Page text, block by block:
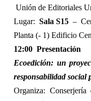
Unión de Editoriales
Lugar: Sala S15 –
Planta (- 1) Edificio
12:00 Presentación
Ecoedición: un
responsabilidad social
Organiza: